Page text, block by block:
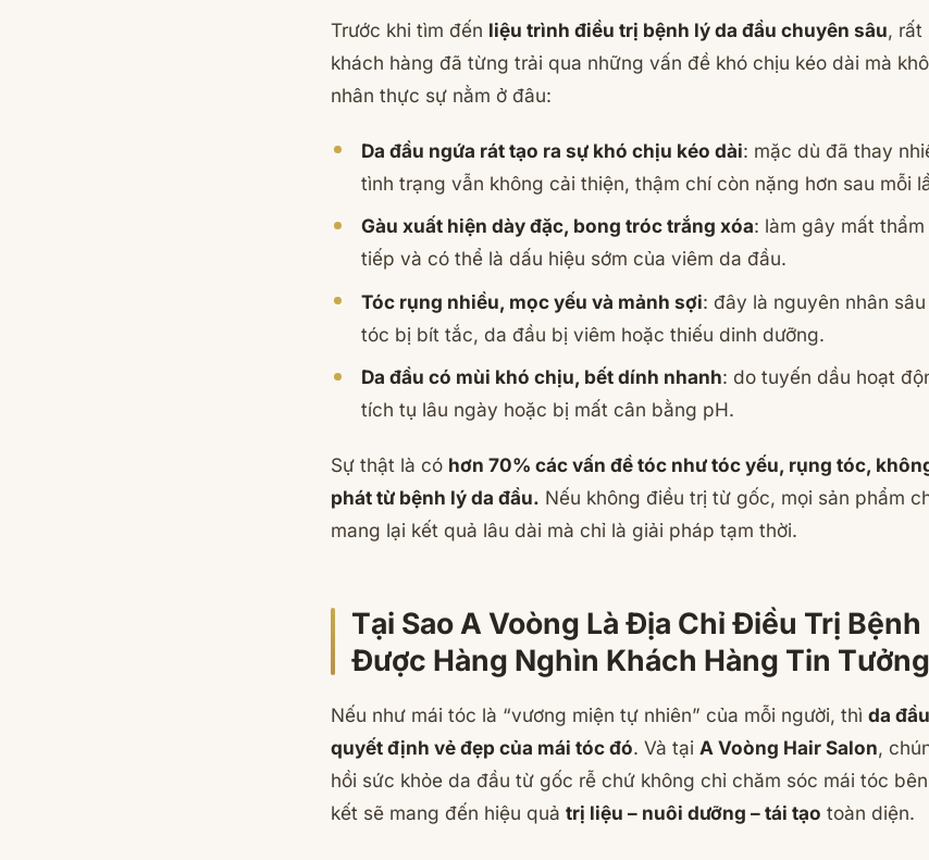
Trước khi tìm đến liệu trình điều trị bệnh lý da đầu chuyên sâu, rất
khách hàng đã từng trải qua những vấn đề khó chịu kéo dài mà
nhân thực sự nằm ở đâu:
Da đầu ngứa rát tạo ra sự khó chịu kéo dài: mặc dù đã thay
tình trạng vẫn không cải thiện, thậm chí còn nặng hơn sau mỗi
Gàu xuất hiện dày đặc, bong tróc trắng xóa: làm gây mất
tiếp và có thể là dấu hiệu sớm của viêm da đầu.
Tóc rụng nhiều, mọc yếu và mảnh sợi: đây là nguyên nhân
tóc bị bít tắc, da đầu bị viêm hoặc thiếu dinh dưỡng.
Da đầu có mùi khó chịu, bết dính nhanh: do tuyến dầu hoạt
tích tụ lâu ngày hoặc bị mất cân bằng pH.
Sự thật là có hơn 70% các vấn đề tóc như tóc yếu, rụng tóc,
phát từ bệnh lý da đầu. Nếu không điều trị từ gốc, mọi sản phẩm
mang lại kết quả lâu dài mà chỉ là giải pháp tạm thời.
Tại Sao A Voòng Là Địa Chỉ Điều Trị Bệnh
Được Hàng Nghìn Khách Hàng Tin
Nếu như mái tóc là “vương miện tự nhiên” của mỗi người, thì da
quyết định vẻ đẹp của mái tóc đó. Và tại A Voòng Hair Salon,
hồi sức khỏe da đầu từ gốc rễ chứ không chỉ chăm sóc mái tóc
kết sẽ mang đến hiệu quả trị liệu – nuôi dưỡng – tái tạo toàn diện.